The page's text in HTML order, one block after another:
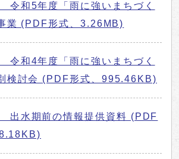
令和5年度「雨に強いまちづく
業 (PDF形式、3.26MB)
令和4年度「雨に強いまちづく
検討会 (PDF形式、995.46KB)
出水期前の情報提供資料 (PDF